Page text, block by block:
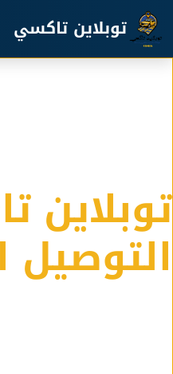
تخطي إلى المحتوى الرئيسي
توبلاين تاكسي
التوصيل